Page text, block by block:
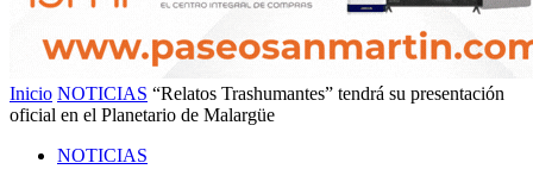
Inicio NOTICIAS “Relatos Trashumantes” tendrá su presentación
oficial en el Planetario de Malargüe
NOTICIAS